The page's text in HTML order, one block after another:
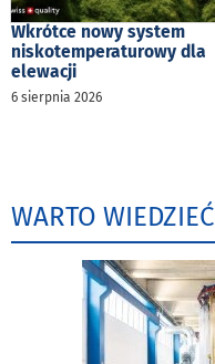
Wkrótce nowy system
niskotemperaturowy dla
elewacji
6 sierpnia 2026
WARTO WIEDZIEĆ